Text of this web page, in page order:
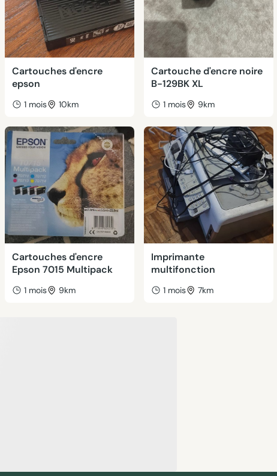
Cartouches d'encre
epson
1 mois 10km
Cartouche d'encre noire
B-129BK XL
1 mois 9km
Cartouches d'encre
Epson 7015 Multipack
1 mois 9km
Imprimante
multifonction
1 mois 7km